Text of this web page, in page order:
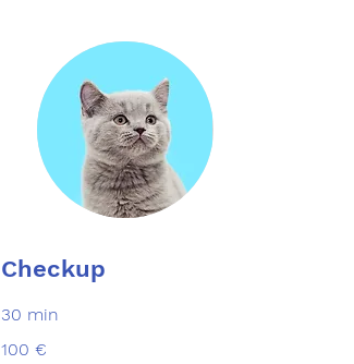
Checkup
30 min
euros
100 €